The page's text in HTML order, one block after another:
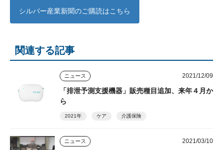
シルバー産業新聞のご購読はこちら
関連する記事
ニュース 2021/12/09
「排泄予測支援機器」販売種目追加、来年４月か
ら
2021年 ケア 介護保険
ニュース 2021/03/10